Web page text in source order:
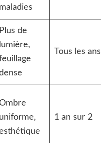
maladies
Plus de
lumière,
Tous les ans
uniforme,
1 an sur 2